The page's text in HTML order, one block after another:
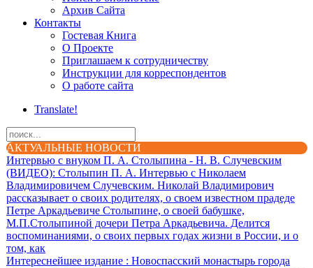
Архив Сайта
Контакты
Гостевая Книга
О Проекте
Приглашаем к сотрудничеству
Инструкции для корреспондентов
О работе сайта
Translate!
АКТУАЛЬНЫЕ НОВОСТИ
Интервью с внуком П. А. Столыпина - Н. В. Случевским
(ВИДЕО): Столыпин П. А. Интервью с Николаем
Владимировичем Случевским. Николай Владимирович
рассказывает о своих родителях, о своем известном прадеде
Петре Аркадьевиче Столыпине, о своей бабушке,
М.П.Столыпиной дочери Петра Аркадьевича. Делится
воспоминаниями, о своих первых годах жизни в России, и о
том, как
Интереснейшее издание : Новоспасский монастырь города